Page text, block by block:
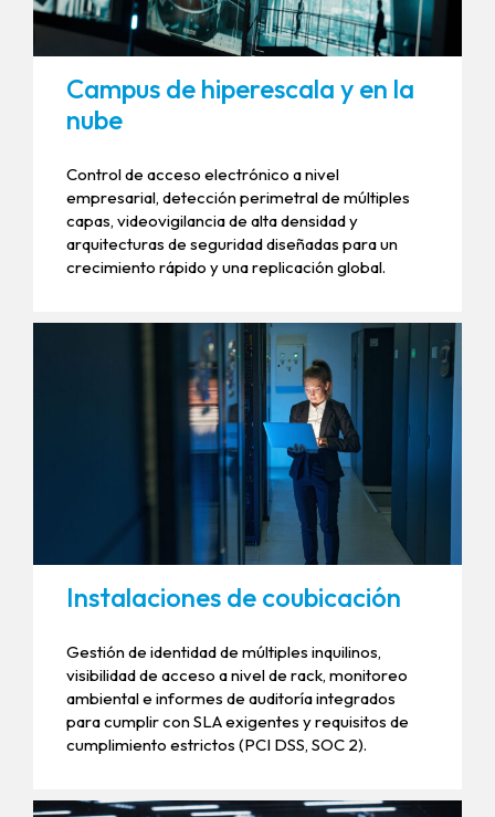
Campus de hiperescala y en la
nube
Control de acceso electrónico a nivel
empresarial, detección perimetral de múltiples
capas, videovigilancia de alta densidad y
arquitecturas de seguridad diseñadas para un
crecimiento rápido y una replicación global.
Instalaciones de coubicación
Gestión de identidad de múltiples inquilinos,
visibilidad de acceso a nivel de rack, monitoreo
ambiental e informes de auditoría integrados
para cumplir con SLA exigentes y requisitos de
cumplimiento estrictos (PCI DSS, SOC 2).